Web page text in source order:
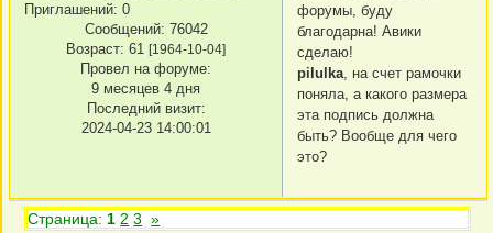
Приглашений: 0
Сообщений: 76042
Возраст: 61 [1964-10-04]
Провел на форуме:
9 месяцев 4 дня
Последний визит:
2024-04-23 14:00:01
форумы, буду
благодарна! Авики
сделаю!
pilulka , на счет рамочки
поняла, а какого размера
эта подпись должна
быть? Вообще для чего
это?
Страница:1 2 3 »